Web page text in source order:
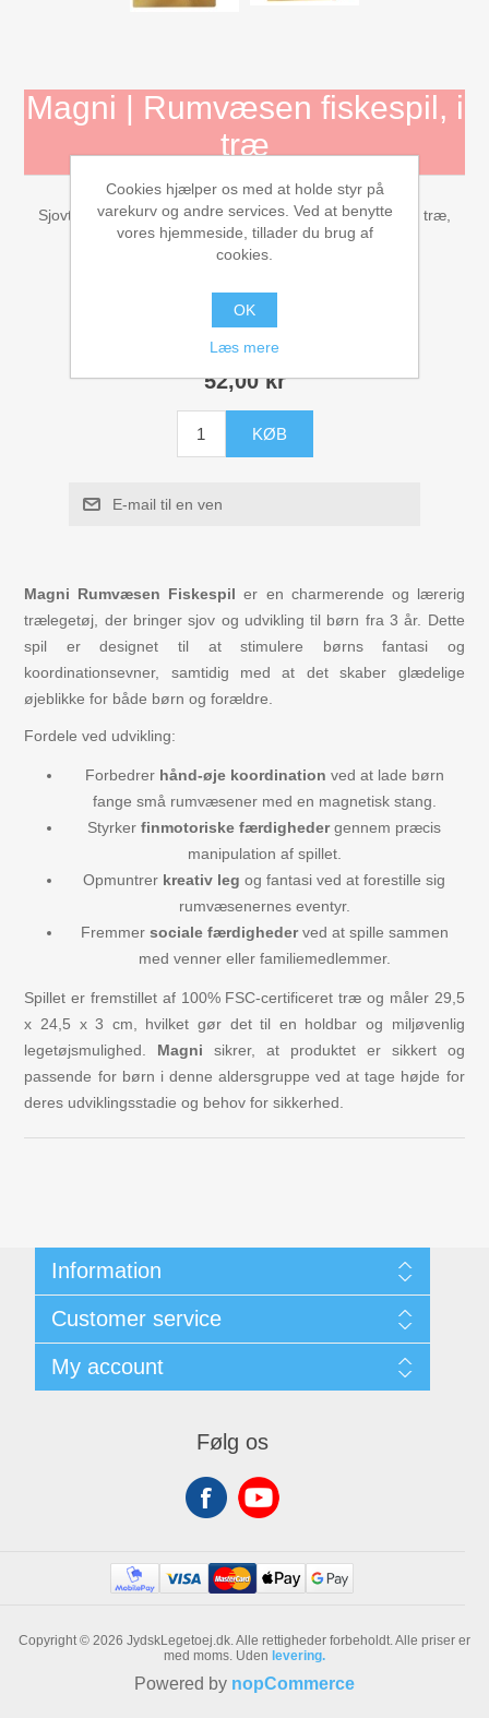
Dukker og tilbehør
Gavekort
Legemad / køkken
Leg og lær
Puslespil i træ til børn
Spil
Magni | Rumvæsen fiskespil, i
træ
Sjovt rumvæsen fiskespil lavet af 100% FSC-certificeret træ,
perfekt til børn fra 3 år.
Tilgængelighed: På lager
52,00 kr
KØB
E-mail til en ven
Magni Rumvæsen Fiskespil er en charmerende og lærerig
trælegetøj, der bringer sjov og udvikling til børn fra 3 år. Dette
spil er designet til at stimulere børns fantasi og
koordinationsevner, samtidig med at det skaber glædelige
øjeblikke for både børn og forældre.
Fordele ved udvikling:
Forbedrer hånd-øje koordination ved at lade børn
fange små rumvæsener med en magnetisk stang.
Styrker finmotoriske færdighedergennem præcis
manipulation af spillet.
Opmuntrer kreativ leg og fantasi ved at forestille sig
rumvæsenernes eventyr.
Fremmer sociale færdighederved at spille sammen
med venner eller familiemedlemmer.
Spillet er fremstillet af 100% FSC-certificeret træ og måler 29,5
x 24,5 x 3 cm, hvilket gør det til en holdbar og miljøvenlig
legetøjsmulighed. Magni sikrer, at produktet er sikkert og
passende for børn i denne aldersgruppe ved at tage højde for
deres udviklingsstadie og behov for sikkerhed.
Information
Handelsbetingelser
Om os
Contact us
Customer service
Recently viewed products
My account
Følg os
Copyright © 2026 JydskLegetoej.dk. Alle rettigheder forbeholdt.Alle priser er
med moms. Uden levering.
Powered by nopCommerce
Cookies hjælper os med at holde styr på
varekurv og andre services. Ved at benytte
vores hjemmeside, tillader du brug af
cookies.
OK
Læs mere